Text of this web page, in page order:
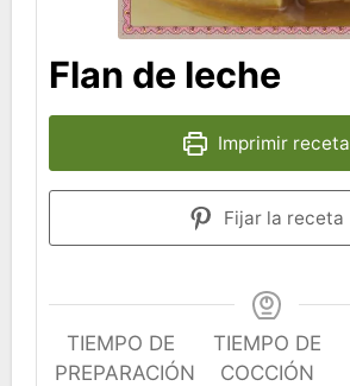
Flan de leche
Imprimir receta
Fijar la receta
TIEMPO DE
PREPARACIÓN
TIEMPO DE
COCCIÓN